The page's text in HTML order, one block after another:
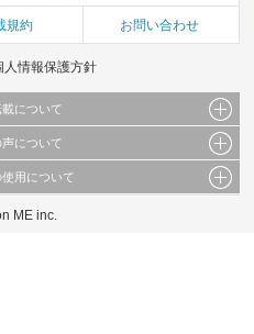
規約 お問い合わせ
人情報保護方針
について
、イラスト、画像データ等）及びこれらの配
複製などの二次利用を行うことは固く禁じて
について
スの利用者が提出された見解・感想です。
だいた上でご覧ください。
用について
に合わせたコンテンツや広告の表示、ソー
ME inc.